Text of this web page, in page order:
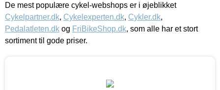
De mest populære cykel-webshops er i øjeblikket
Cykelpartner.dk, Cykelexperten.dk, Cykler.dk,
Pedalatleten.dk og FriBikeShop.dk, som alle har et stort
sortiment til gode priser.